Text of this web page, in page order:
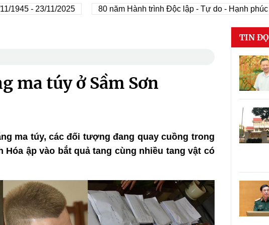
- 23/11/2025 80 năm Hành trình Độc lập - Tự do - Hạnh phúc
ma túy ở Sầm Sơn
ma túy, các đối tượng đang quay cuồng trong
ập vào bắt quả tang cùng nhiều tang vật có
TIN